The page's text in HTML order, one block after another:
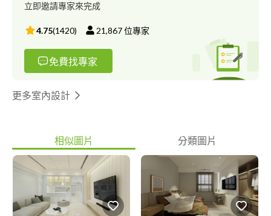
立即邀請專家來完成
4.75(1420) 21,867位專家
免費找專家
更多室內設計
相似圖片 分類圖片